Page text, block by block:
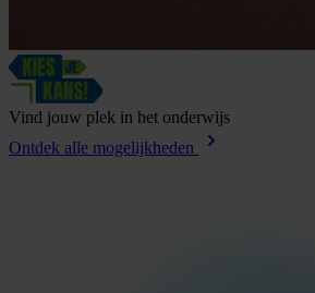
Vind jouw plek in het onderwijs
Ontdek alle mogelijkheden